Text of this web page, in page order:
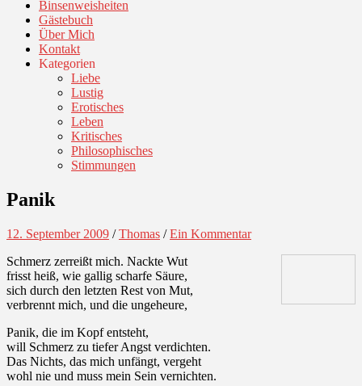
Binsenweisheiten
Gästebuch
Über Mich
Kontakt
Kategorien
Liebe
Lustig
Erotisches
Leben
Kritisches
Philosophisches
Stimmungen
Panik
12. September 2009 /Thomas /Ein Kommentar
Schmerz zerreißt mich. Nackte Wut
frisst heiß, wie gallig scharfe Säure,
sich durch den letzten Rest von Mut,
verbrennt mich, und die ungeheure,
Panik, die im Kopf entsteht,
will Schmerz zu tiefer Angst verdichten.
Das Nichts, das mich unfängt, vergeht
wohl nie und muss mein Sein vernichten.